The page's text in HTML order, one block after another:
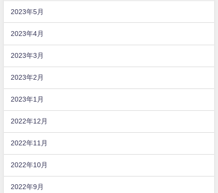
2023年5月
2023年4月
2023年3月
2023年2月
2023年1月
2022年12月
2022年11月
2022年10月
2022年9月